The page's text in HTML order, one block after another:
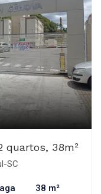
quartos, 38m²
SC
38 m²